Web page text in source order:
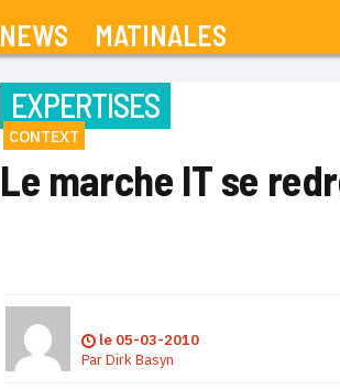
NEWS MATINALES
EXPERTISES
CONTEXT
Le marche IT se
le 05-03-2010
ParDirk Basyn